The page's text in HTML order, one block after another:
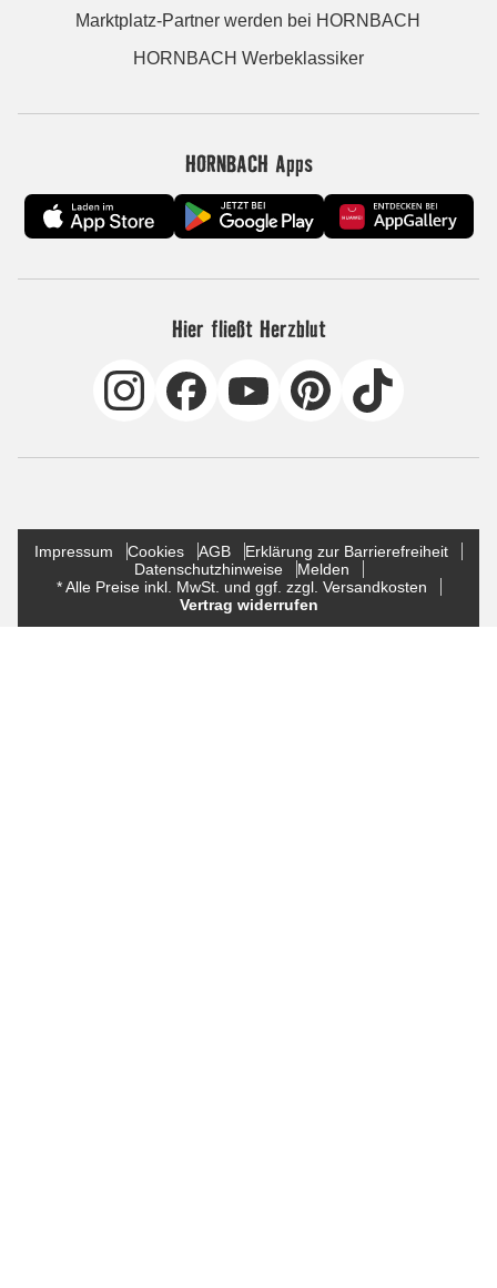
Marktplatz-Partner werden bei HORNBACH
HORNBACH Werbeklassiker
HORNBACH Apps
Hier fließt Herzblut
Impressum Cookies AGB
Erklärung zur Barrierefreiheit
Datenschutzhinweise
Melden
* Alle Preise inkl. MwSt. und ggf. zzgl. Versandkosten
Vertrag widerrufen